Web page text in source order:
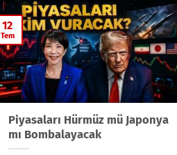
Piyasaları Hürmüz mü Japonya
mı Bombalayacak
12
Tem